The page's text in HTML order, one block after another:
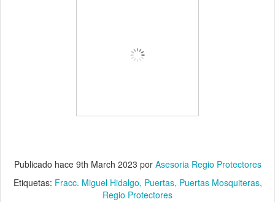
Publicado hace 9th March 2023 por Asesoria Regio Protectores
Etiquetas: Fracc. Miguel Hidalgo Puertas Puertas Mosquiteras
Regio Protectores